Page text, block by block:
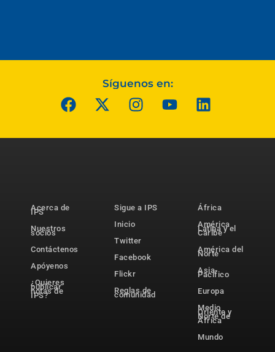
Síguenos en:
Acerca de
IPS
Nuestros
socios
Contáctenos
Apóyenos
¿Quieres
publicar
notas de
IPS?
Sigue a IPS
Inicio
Twitter
Facebook
Flickr
Reglas de
comunidad
África
América
Latina y el
Caribe
América del
Norte
Asia-
Pacífico
Europa
Medio
Oriente y
Norte de
África
Mundo